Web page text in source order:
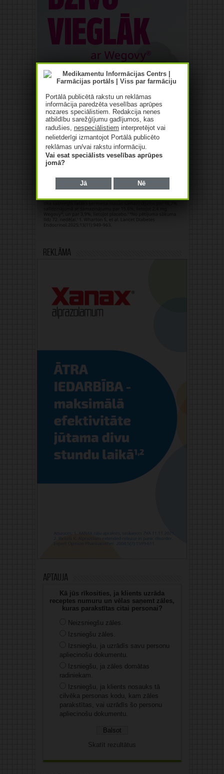
Reklāma
Aptauja
Kā jūs rīkosities, ja klients uzrāda
receptes numuru un vēlas saņemt zāles,
kuras parakstītas citai personai?
Neizsniegšu zāles.
Izsniegšu zāles.
Izsniegšu, ja uzrādīs savu personu
apliecinošu dokumentu.
Izsniegšu, ja zāles domātas
radiniekam.
Izsniegšu, ja klients nosauks tā
cilvēka personas kodu, kam zāles
parakstītas, vai uzrādīs šo personu
apliecinošu dokumentu.
Skatīt rezultātus
Portālā publicētā rakstu un reklāmas
informācija paredzēta veselības aprūpes
nozares speciālistiem. Redakcija nenes
atbildību sarežģījumu gadījumos, kas
radušies, nespeciālistiem interpretējot vai
nelietderīgi izmantojot Portālā publicēto
reklāmas un/vai rakstu informāciju.
Vai esat speciālists veselības aprūpes
jomā?
Jā Nē